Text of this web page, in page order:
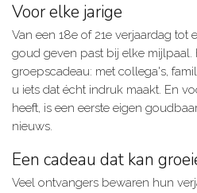
Voor elke jarige
Van een 18e of 21e verjaardag tot
goud geven past bij elke mijlpaal.
groepscadeau: met collega's,
u iets dat écht indruk maakt. En
heeft, is een eerste eigen
nieuws.
Een cadeau dat kan
Veel ontvangers bewaren hun